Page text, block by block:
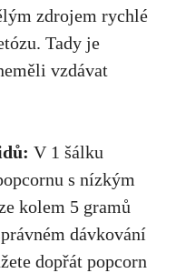
zdrojem rychlé
Tady je
vzdávat‌
V 1 šálku
s nízkým
kolem⁤ 5 gramů
dávkování
dopřát popcorn